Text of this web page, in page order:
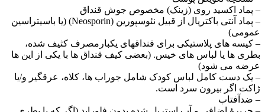
– پماد اکسید روی (زینک) مخصوص جوش قنداق
– پماد آنتی ­باکتریال از قبیل نئوسپورین (Neosporin) (یا باسیتراسین
عمومی)
– کیسه­ های پلاستیکی برای قنداق­های یکبار­مصرف کثیف ­شده،
بطری ­ها یا لباس ­های خیس. (بعضی کیف قنداق ­ها با یکی از این­ ها
عرضه می­ شود)
– یک دست کامل لباس کودک شامل جوراب­ ها، کلاه، عرق­گیر و/یا
ژاکت اگر بیرون سرد است.
– ضد­آفتاب